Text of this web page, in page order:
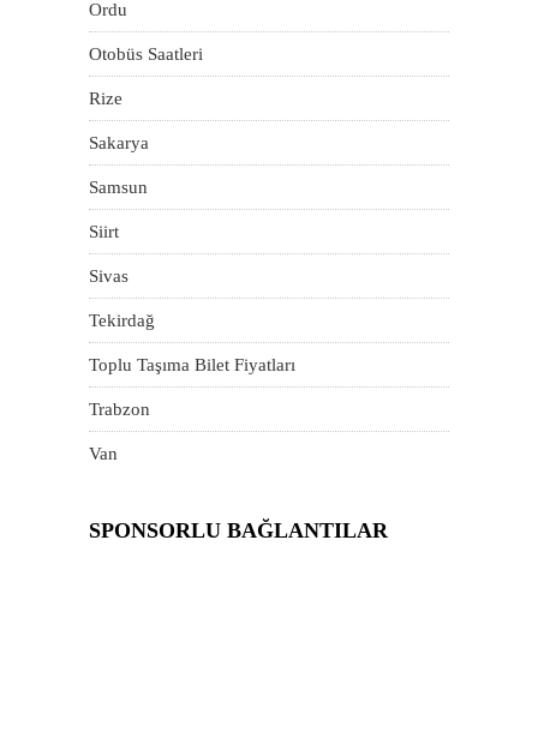
Ordu
Otobüs Saatleri
Rize
Sakarya
Samsun
Siirt
Sivas
Tekirdağ
Toplu Taşıma Bilet Fiyatları
Trabzon
Van
SPONSORLU BAĞLANTILAR